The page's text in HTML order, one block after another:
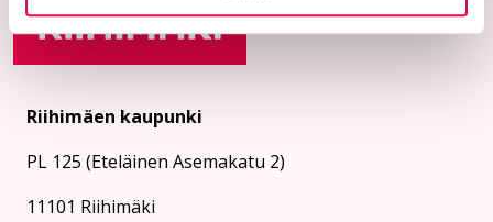
Riihimäen kaupunki
PL 125 (Eteläinen Asemakatu 2)
11101 Riihimäki